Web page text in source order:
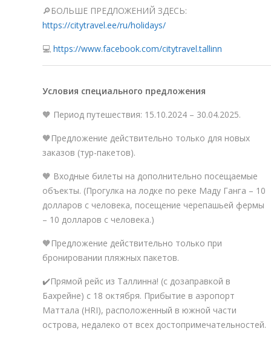
🔎БОЛЬШЕ ПРЕДЛОЖЕНИЙ ЗДЕСЬ:
https://citytravel.ee/ru/holidays/
💻 https://www.facebook.com/citytravel.tallinn
Условия специального предложения
🧡 Период путешествия: 15.10.2024 – 30.04.2025.
🧡Предложение действительно только для новых
заказов (тур-пакетов).
🧡 Входные билеты на дополнительно посещаемые
объекты. (Прогулка на лодке по реке Маду Ганга – 10
долларов с человека, посещение черепашьей фермы
– 10 долларов с человека.)
🧡Предложение действительно только при
бронировании пляжных пакетов.
✔️Прямой рейс из Таллинна! (с дозаправкой в ​​
Бахрейне) с 18 октября. Прибытие в аэропорт
Маттала (HRI), расположенный в южной части
острова, недалеко от всех достопримечательностей.